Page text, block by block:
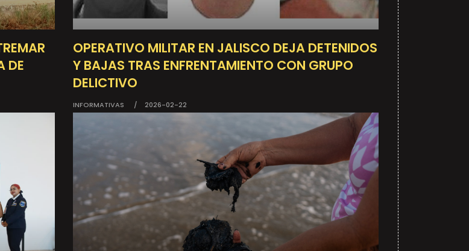
DE
OPERATIVO MILITAR EN JALISCO DEJA DETENIDOS
Y BAJAS TRAS ENFRENTAMIENTO CON GRUPO
DELICTIVO
INFORMATIVAS 2026-02-22